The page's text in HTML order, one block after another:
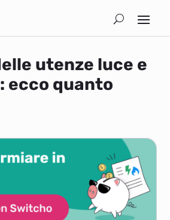
utenze luce e
ecco quanto